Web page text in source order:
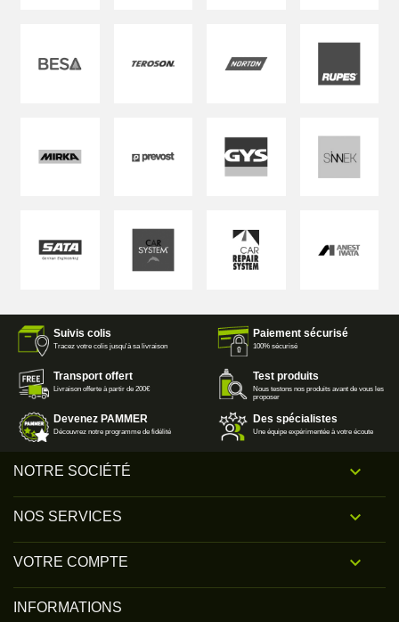
Suivis colis
Tracez votre colis jusqu'à sa livraison
Paiement sécurisé
100% sécurisé
Transport offert
Livraison offerte à partir de 200€
Test produits
Nous testons nos produits avant de vous les
proposer
Devenez PAMMER
Découvrez notre programme de fidélité
Des spécialistes
Une équipe expérimentée à votre écoute
NOTRE SOCIÉTÉ 
NOS SERVICES 
VOTRE COMPTE 
INFORMATIONS